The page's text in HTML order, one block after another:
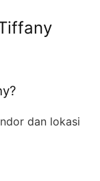
dan lokasi